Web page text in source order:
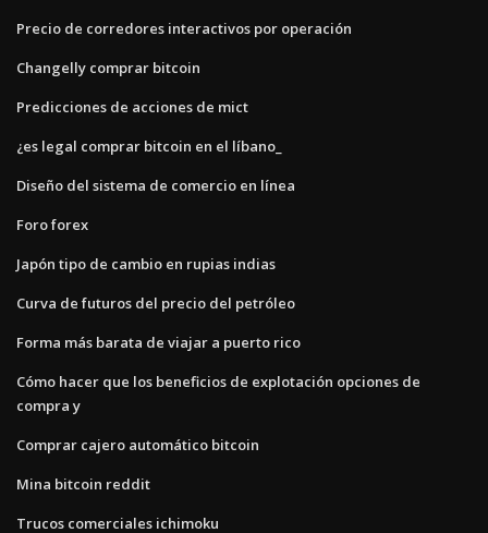
Precio de corredores interactivos por operación
Changelly comprar bitcoin
Predicciones de acciones de mict
¿es legal comprar bitcoin en el líbano_
Diseño del sistema de comercio en línea
Foro forex
Japón tipo de cambio en rupias indias
Curva de futuros del precio del petróleo
Forma más barata de viajar a puerto rico
Cómo hacer que los beneficios de explotación opciones de
compra y
Comprar cajero automático bitcoin
Mina bitcoin reddit
Trucos comerciales ichimoku